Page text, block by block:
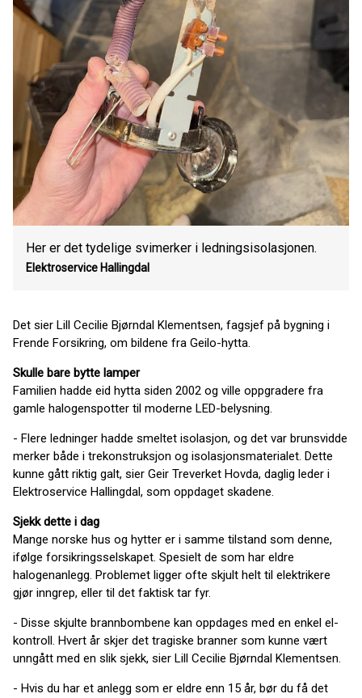
Her er det tydelige svimerker i ledningsisolasjonen.
Elektroservice Hallingdal
Det sier Lill Cecilie Bjørndal Klementsen, fagsjef på bygning i
Frende Forsikring, om bildene fra Geilo-hytta.
Skulle bare bytte lamper
Familien hadde eid hytta siden 2002 og ville oppgradere fra
gamle halogenspotter til moderne LED-belysning.
- Flere ledninger hadde smeltet isolasjon, og det var brunsvidde
merker både i trekonstruksjon og isolasjonsmaterialet. Dette
kunne gått riktig galt, sier Geir Treverket Hovda, daglig leder i
Elektroservice Hallingdal, som oppdaget skadene.
Sjekk dette i dag
Mange norske hus og hytter er i samme tilstand som denne,
ifølge forsikringsselskapet. Spesielt de som har eldre
halogenanlegg. Problemet ligger ofte skjult helt til elektrikere
gjør inngrep, eller til det faktisk tar fyr.
- Disse skjulte brannbombene kan oppdages med en enkel el-
kontroll. Hvert år skjer det tragiske branner som kunne vært
unngått med en slik sjekk, sier Lill Cecilie Bjørndal Klementsen.
- Hvis du har et anlegg som er eldre enn 15 år, bør du få det